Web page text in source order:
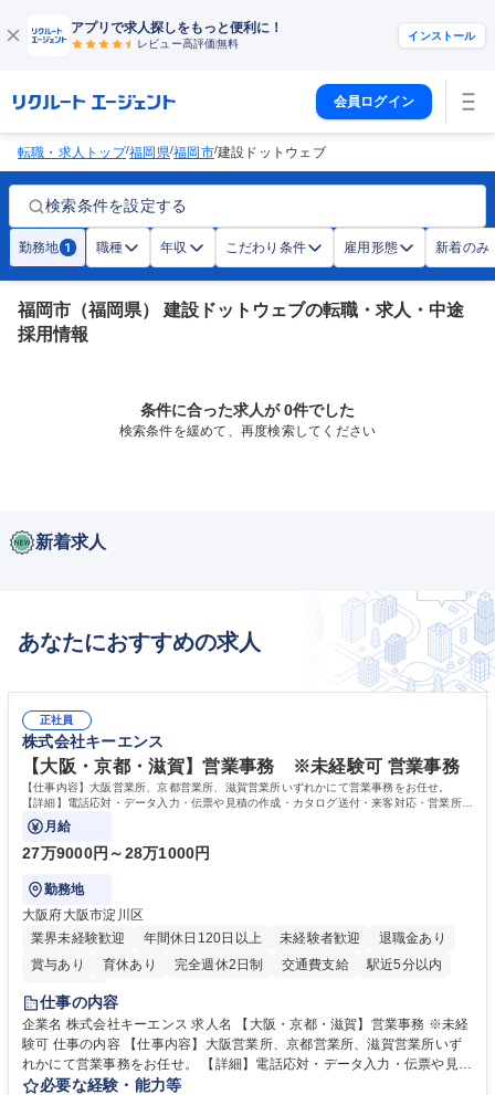
アプリで求人探しをもっと便利に！
レビュー高評価無料
インストール
会員ログイン
転職・求人トップ/福岡県/福岡市/建設ドットウェブ
検索条件を設定する
勤務地 1 職種 年収 こだわり条件 雇用形態 新着のみ
福岡市（福岡県） 建設ドットウェブの転職・求人・中途
採用情報
条件に合った求人が 0件でした
検索条件を緩めて、再度検索してください
新着求人
あなたにおすすめの求人
正社員
株式会社キーエンス
【大阪・京都・滋賀】営業事務 ※未経験可 営業事務
【仕事内容】大阪営業所、京都営業所、滋賀営業所いずれかにて営業事務をお任せ。
【詳細】電話応対・データ入力・伝票や見積の作成・カタログ送付・来客対応・営業所内
で発生する事務業務や業務改善をお任せ。
月給
27万9000円～28万1000円
勤務地
大阪府大阪市淀川区
業界未経験歓迎
年間休日120日以上 未経験者歓迎
退職金あり
賞与あり
育休あり 完全週休2日制 交通費支給
駅近5分以内
土日祝休み
仕事の内容
企業名 株式会社キーエンス 求人名 【大阪・京都・滋賀】営業事務 ※未経
験可 仕事の内容 【仕事内容】大阪営業所、京都営業所、滋賀営業所いず
れかにて営業事務をお任せ。 【詳細】電話応対・データ入力・伝票や見積
の作成・カタログ送付・来客対応・営業所内で発生する事務業務や業務改
必要な経験・能力等